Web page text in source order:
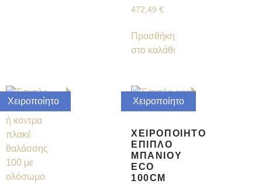
472,49 €
Προσθήκη
στο καλάθι
Χειροποίητο Χειροποίητο
ΧΕΙΡΟΠΟΊΗΤΟ
ΈΠΙΠΛΟ
ΜΠΆΝΙΟΥ
ECO
100CM